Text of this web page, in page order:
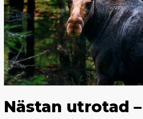
Nästan utrotad –